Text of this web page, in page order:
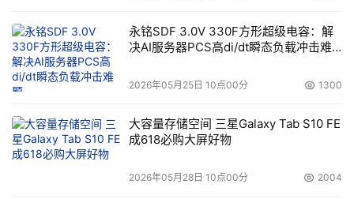
永铭SDF 3.0V 330F方形超级电容：解
决AI服务器PCS高di/dt瞬态负载冲击难
2026年05月25日 10点00分 1300
大容量存储空间 三星Galaxy Tab S10 FE
成618必购大屏好物
2026年05月28日 10点00分 2004